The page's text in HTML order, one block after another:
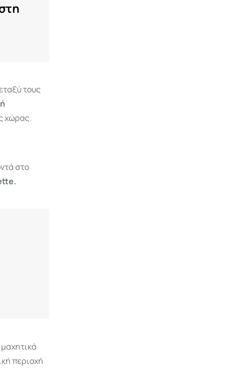
τους
χώρας.
στο
περιοχή